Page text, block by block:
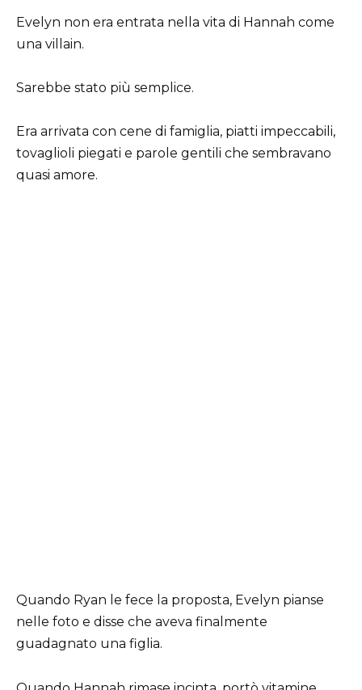
Evelyn non era entrata nella vita di Hannah come
una villain.
Sarebbe stato più semplice.
Era arrivata con cene di famiglia, piatti impeccabili,
tovaglioli piegati e parole gentili che sembravano
quasi amore.
Quando Ryan le fece la proposta, Evelyn pianse
nelle foto e disse che aveva finalmente
guadagnato una figlia.